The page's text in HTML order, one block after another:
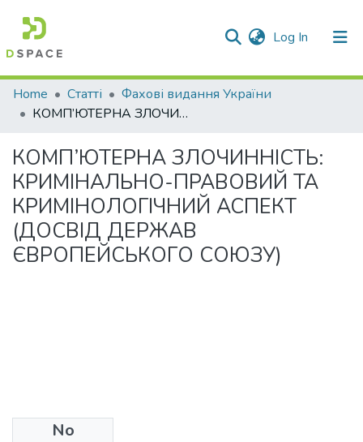
Log In (current)
Communities & Collections
All of DSpace
Statistics
Home Статті
Фахові видання України
КОМП’ЮТЕРНА ЗЛОЧИННІСТЬ: КРИМІНАЛЬНО-ПРАВОВИЙ ТА КРИМІНОЛОГІЧНИЙ АСПЕКТ (ДОСВІД ДЕРЖАВ ЄВРОПЕЙСЬКОГО СОЮЗУ)
КОМП’ЮТЕРНА ЗЛОЧИННІСТЬ:
КРИМІНАЛЬНО-ПРАВОВИЙ ТА
КРИМІНОЛОГІЧНИЙ АСПЕКТ
(ДОСВІД ДЕРЖАВ
ЄВРОПЕЙСЬКОГО СОЮЗУ)
No